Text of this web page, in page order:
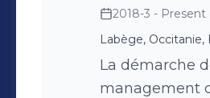
2018-3 - Present
Labège, Occitanie,
La démarche
management